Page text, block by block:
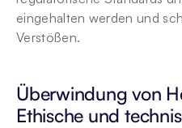
eingehalten werden und
Verstößen.
Überwindung von
Ethische und